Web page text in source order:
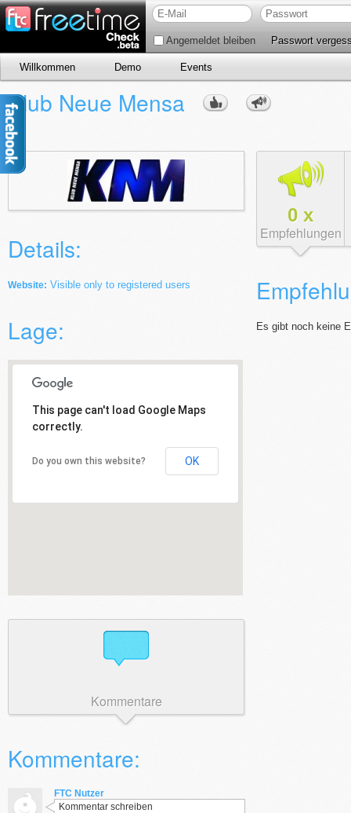
Angemeldet bleiben Passwort
Willkommen Demo Events
Klub Neue Mensa
Details:
Website: Visible only to registered users
Lage:
This page can't load Google Maps
correctly.
Do you own this website? OK
Kommentare
Kommentare:
FTC Nutzer
Kommentar schreiben
0 x
Empfehlungen
Es gibt noch keine